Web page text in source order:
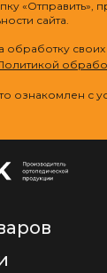
«Отправить»,
сайта.
обработку
ознакомлен с